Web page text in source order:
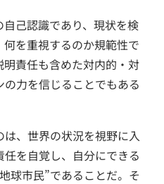
己認識であり、現状を検
を重視するのか規範性で
責任も含めた対内的・対
力を信じることでもある
、世界の状況を視野に入
を自覚し、自分にできる
球市民”であることだ。そ